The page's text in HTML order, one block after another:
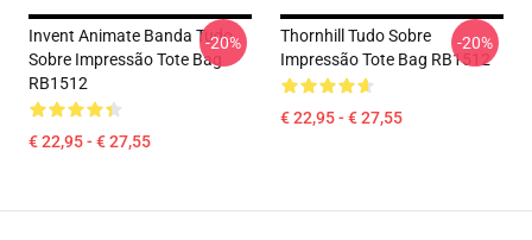
Invent Animate Banda Tudo
Sobre Impressão Tote Bag
RB1512
€ 22,95 - € 27,55
-20%
Thornhill Tudo Sobre
Impressão Tote Bag RB1512
€ 22,95 - € 27,55
-20%